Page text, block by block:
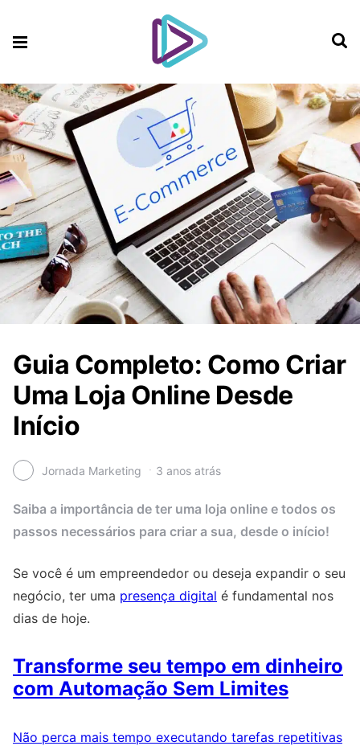
Guia Completo: Como Criar
Uma Loja Online Desde
Início
Jornada Marketing 3 anos atrás
Saiba a importância de ter uma loja online e todos os
passos necessários para criar a sua, desde o início!
Se você é um empreendedor ou deseja expandir o seu
negócio, ter uma presença digital é fundamental nos
dias de hoje.
Transforme seu tempo em dinheiro
com Automação Sem Limites
Não perca mais tempo executando tarefas repetitivas